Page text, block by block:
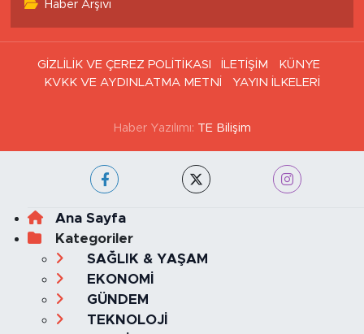
Haber Arşivi
GİZLİLİK VE ÇEREZ POLİTİKASI İLETİŞİM
KÜNYE
KVKK VE AYDINLATMA METNİ
YAYIN İLKELERİ
Haber Yazılımı: TE Bilişim
Ana Sayfa
Kategoriler
SAĞLIK & YAŞAM
EKONOMİ
GÜNDEM
TEKNOLOJİ